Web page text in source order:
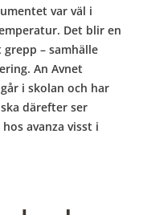
var väl i
Det blir en
– samhälle
An Avnet
i skolan och har
därefter ser
avanza visst i